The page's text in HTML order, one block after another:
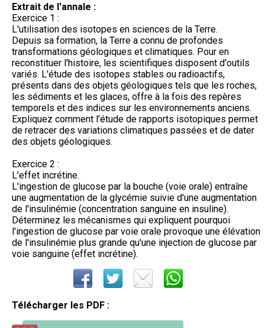
Extrait de l'annale :
Exercice 1 :
L'utilisation des isotopes en sciences de la Terre.
Depuis sa formation, la Terre a connu de profondes
transformations géologiques et climatiques. Pour en
reconstituer l'histoire, les scientifiques disposent d'outils
variés. L'étude des isotopes stables ou radioactifs,
présents dans des objets géologiques tels que les roches,
les sédiments et les glaces, offre à la fois des repères
temporels et des indices sur les environnements anciens.
Expliquez comment l'étude de rapports isotopiques permet
de retracer des variations climatiques passées et de dater
des objets géologiques.
Exercice 2 :
L'effet incrétine.
L'ingestion de glucose par la bouche (voie orale) entraîne
une augmentation de la glycémie suivie d'une augmentation
de l'insulinémie (concentration sanguine en insuline).
Déterminez les mécanismes qui expliquent pourquoi
l'ingestion de glucose par voie orale provoque une élévation
de l'insulinémie plus grande qu'une injection de glucose par
voie sanguine (effet incrétine).
Télécharger les PDF :